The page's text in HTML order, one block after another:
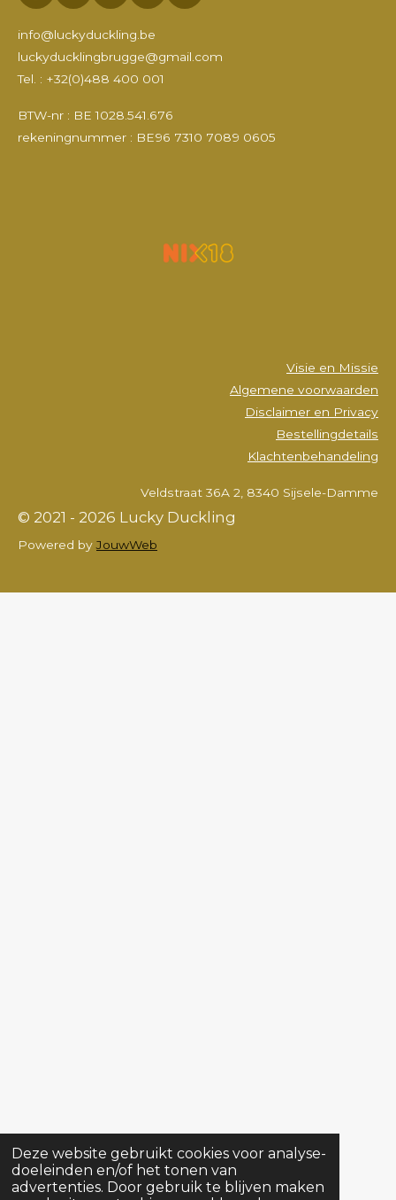
Deze website gebruikt cookies voor analyse-
doeleinden en/of het tonen van
advertenties. Door gebruik te blijven maken
a
c
b
o
k
n
s
a
g
a
m
o
u
u
b
i
e
info@luckyduckling.be
luckyducklingbrugge@gmail.com
Tel. : +32(0)488 400 001
BTW-nr : BE 1028.541.676
rekeningnummer : BE96 7310 7089 0605
Visie en Missie
Algemene voorwaarden
Disclaimer en Privacy
Bestellingdetails
Klachtenbehandeling
Veldstraat 36A 2, 8340 Sijsele-Damme
© 2021 - 2026 Lucky Duckling
Powered byJouwWeb